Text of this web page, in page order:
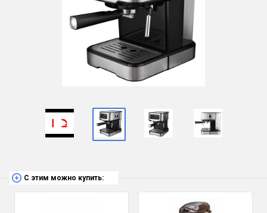
С этим можно купить: